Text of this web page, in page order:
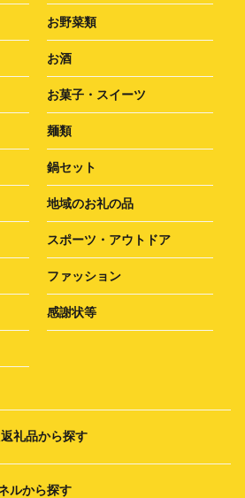
お野菜類
お酒
お菓子・スイーツ
麺類
鍋セット
地域のお礼の品
スポーツ・アウトドア
ファッション
感謝状等
礼品から探す
ルから探す